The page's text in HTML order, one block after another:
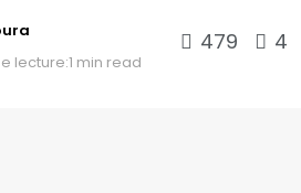
lecture:1 min read
479 4